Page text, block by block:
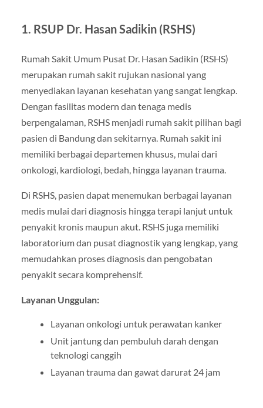
1. RSUP Dr. Hasan Sadikin (RSHS)
Rumah Sakit Umum Pusat Dr. Hasan Sadikin (RSHS)
merupakan rumah sakit rujukan nasional yang
menyediakan layanan kesehatan yang sangat lengkap.
Dengan fasilitas modern dan tenaga medis
berpengalaman, RSHS menjadi rumah sakit pilihan bagi
pasien di Bandung dan sekitarnya. Rumah sakit ini
memiliki berbagai departemen khusus, mulai dari
onkologi, kardiologi, bedah, hingga layanan trauma.
Di RSHS, pasien dapat menemukan berbagai layanan
medis mulai dari diagnosis hingga terapi lanjut untuk
penyakit kronis maupun akut. RSHS juga memiliki
laboratorium dan pusat diagnostik yang lengkap, yang
memudahkan proses diagnosis dan pengobatan
penyakit secara komprehensif.
Layanan Unggulan:
Layanan onkologi untuk perawatan kanker
Unit jantung dan pembuluh darah dengan
teknologi canggih
Layanan trauma dan gawat darurat 24 jam